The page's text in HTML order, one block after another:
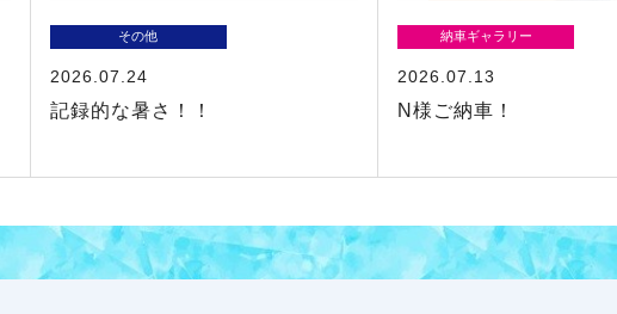
その他
2026.07.24
記録的な暑さ！！
納車ギャラリー
2026.07.13
N様ご納車！